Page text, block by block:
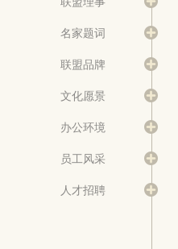
名家题词
联盟品牌
文化愿景
办公环境
员工风采
人才招聘